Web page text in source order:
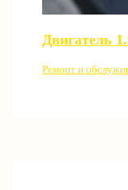
Двигатель
Ремонт и